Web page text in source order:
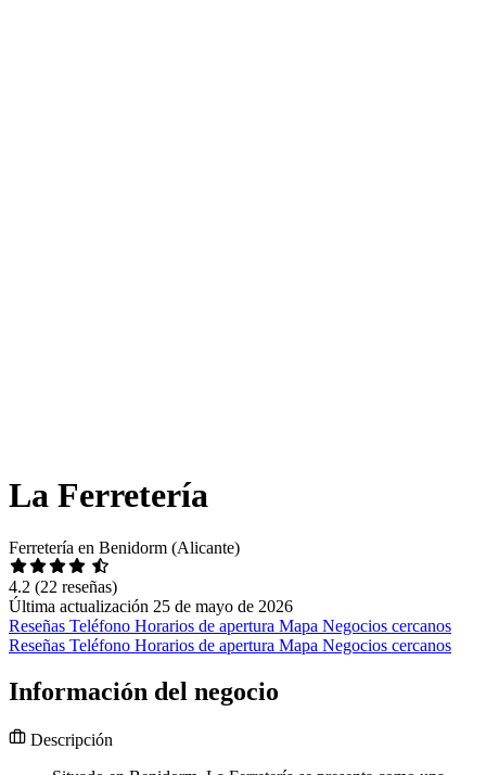
La Ferretería
Ferretería en Benidorm (Alicante)
4.2 (22 reseñas)
Última actualización 25 de mayo de 2026
Reseñas Teléfono Horarios de apertura Mapa Negocios cercanos
Reseñas Teléfono Horarios de apertura Mapa Negocios cercanos
Información del negocio
Descripción